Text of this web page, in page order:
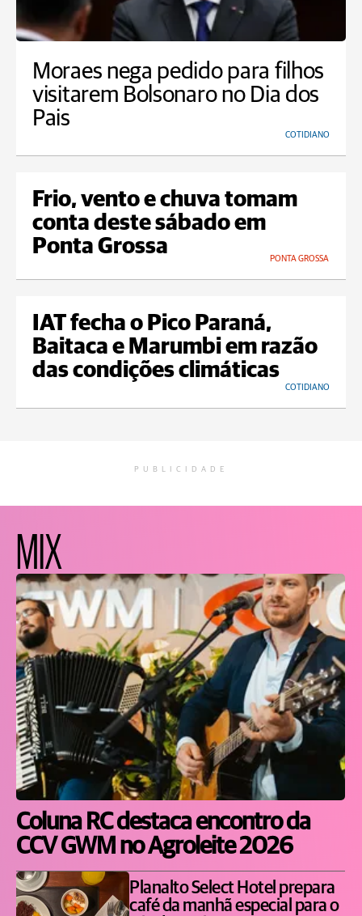
Moraes nega pedido para filhos
visitarem Bolsonaro no Dia dos
Pais
COTIDIANO
Frio, vento e chuva tomam
conta deste sábado em
Ponta Grossa
PONTA GROSSA
IAT fecha o Pico Paraná,
Baitaca e Marumbi em razão
das condições climáticas
COTIDIANO
PUBLICIDADE
MIX
Coluna RC destaca encontro da
CCV GWM no Agroleite 2026
Planalto Select Hotel prepara
café da manhã especial para o